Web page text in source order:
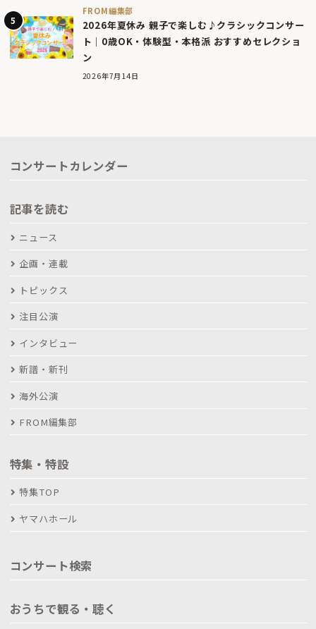
FROM編集部
2026年夏休み 親子で楽しむ♪クラシックコンサー
ト｜0歳OK・体験型・本格派 おすすめセレクショ
ン
2026年7月14日
コンサートカレンダー
記事を読む
ニュース
企画・連載
トピックス
注目公演
インタビュー
新譜・新刊
海外公演
FROM編集部
特集・特設
特集TOP
ヤマハホール
コンサート検索
おうちで観る・聴く